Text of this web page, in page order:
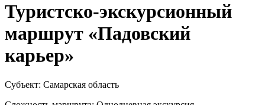
Туристско-экскурсионный
маршрут «Падовский
карьер»
Субъект: Самарская область